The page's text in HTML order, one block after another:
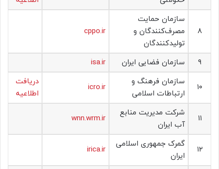
۸
سازمان حمایت
مصرف‌کنندگان و
تولیدکنندگان
cppo.ir
۹ سازمان فضایی ایران isa.ir
۱۰
سازمان فرهنگ و
ارتباطات اسلامی
icro.ir
دریافت
اطلاعیه
۱۱
شرکت مدیریت منابع
آب ایران
wnn.wrm.ir
۱۲
گمرک جمهوری اسلامی
ایران
irica.ir